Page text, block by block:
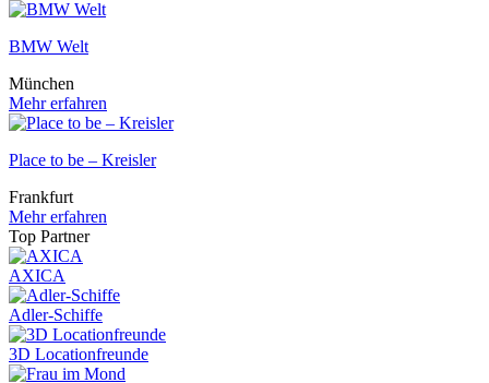
BMW Welt
München
Mehr erfahren
Place to be – Kreisler
Frankfurt
Mehr erfahren
Top Partner
AXICA
Adler-Schiffe
3D Locationfreunde